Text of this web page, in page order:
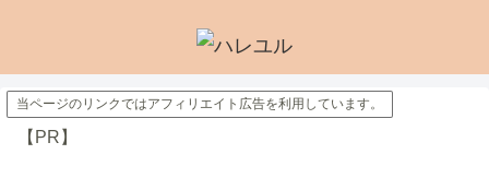
当ページのリンクではアフィリエイト広告を利用しています。
【PR】